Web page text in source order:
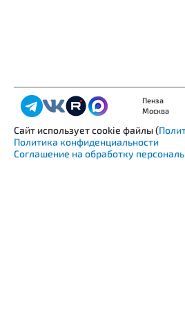
Пенза
Москва
Сайт использует cookie файлы (
Политика конфиденциальности
Соглашение на обработку